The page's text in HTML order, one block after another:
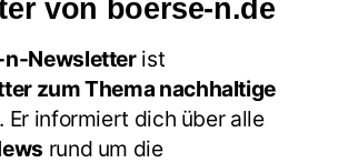
von boerse-n.de
n-Newsletterist
zum Thema nachhaltige
. Er informiert dich über alle
rund um die